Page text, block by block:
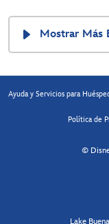
Mostrar Más
Ayuda y Servicios para
Política de
©
Lake